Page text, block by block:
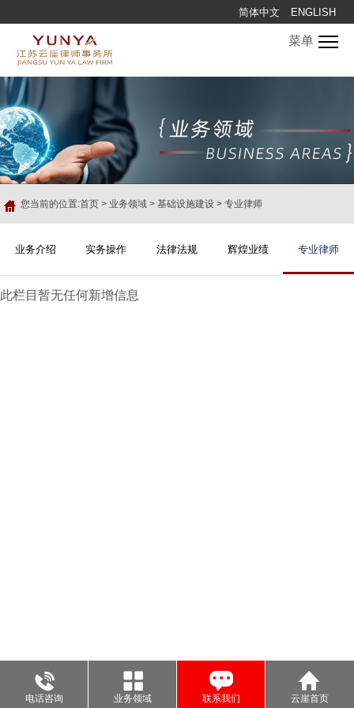
简体中文 ENGLISH
菜单
您当前的位置:首页 > 业务领域 > 基础设施建设 > 专业律师
业务介绍 实务操作 法律法规 辉煌业绩 专业律师
此栏目暂无任何新增信息
电话咨询 业务领域 联系我们 云崖首页